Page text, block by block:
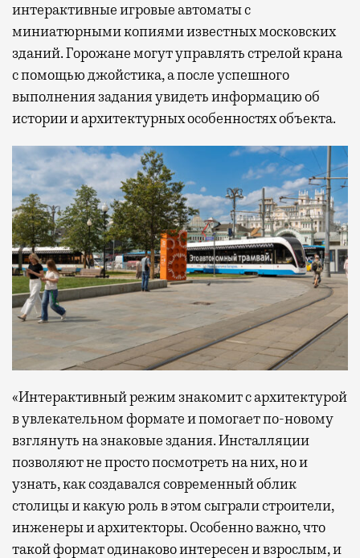
интерактивные игровые автоматы с
миниатюрными копиями известных московских
зданий. Горожане могут управлять стрелой крана
с помощью джойстика, а после успешного
выполнения задания увидеть информацию об
истории и архитектурных особенностях объекта.
«Интерактивный режим знакомит с архитектурой
в увлекательном формате и помогает по-новому
взглянуть на знаковые здания. Инсталляции
позволяют не просто посмотреть на них, но и
узнать, как создавался современный облик
столицы и какую роль в этом сыграли строители,
инженеры и архитекторы. Особенно важно, что
такой формат одинаково интересен и взрослым, и